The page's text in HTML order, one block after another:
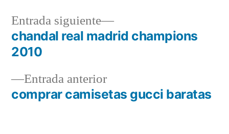
Navegación
entradas
Entrada anteriorEntrada
anterior:
comprar camisetas gucci baratas
Entrada siguiente
Entrada
siguiente:
chandal real madrid champions
2010